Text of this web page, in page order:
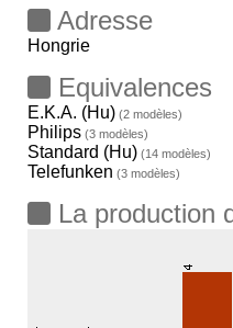
Adresse
Hongrie
Equivalences
E.K.A. (Hu) (2 modèles)
Philips (3 modèles)
Standard (Hu) (14 modèles)
Telefunken (3 modèles)
La production